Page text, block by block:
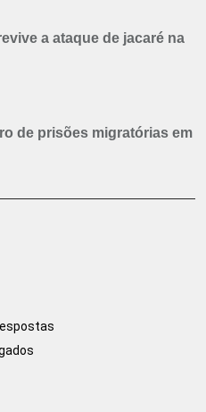
a ataque de jacaré na
de prisões migratórias em